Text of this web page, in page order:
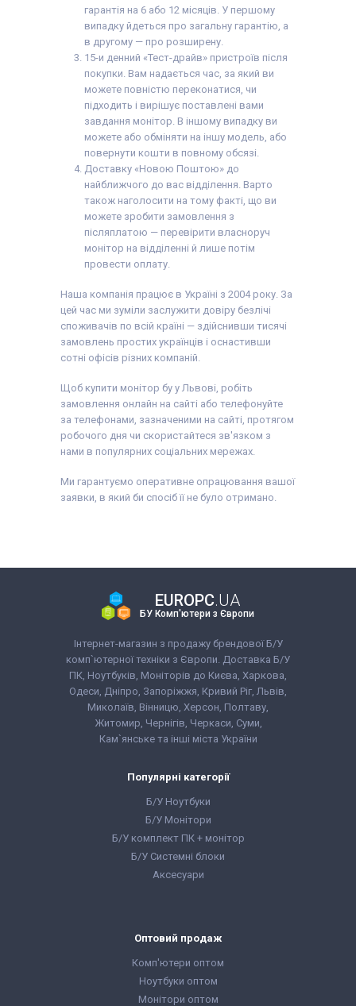
гарантія на 6 або 12 місяців. У першому
випадку йдеться про загальну гарантію, а
в другому — про розширену.
15-и денний «Тест-драйв» пристроїв після
покупки. Вам надається час, за який ви
можете повністю переконатися, чи
підходить і вирішує поставлені вами
завдання монітор. В іншому випадку ви
можете або обміняти на іншу модель, або
повернути кошти в повному обсязі.
Доставку «Новою Поштою» до
найближчого до вас відділення. Варто
також наголосити на тому факті, що ви
можете зробити замовлення з
післяплатою — перевірити власноруч
монітор на відділенні й лише потім
провести оплату.
Наша компанія працює в Україні з 2004 року. За
цей час ми зуміли заслужити довіру безлічі
споживачів по всій країні — здійснивши тисячі
замовлень простих українців і оснастивши
сотні офісів різних компаній.
Щоб купити монітор бу у Львові, робіть
замовлення онлайн на сайті або телефонуйте
за телефонами, зазначеними на сайті, протягом
робочого дня чи скористайтеся зв'язком з
нами в популярних соціальних мережах.
Ми гарантуємо оперативне опрацювання вашої
заявки, в який би спосіб її не було отримано.
EUROPC.UA
БУ Комп'ютери з Європи
Інтернет-магазин з продажу брендової Б/У
комп`ютерної техніки з Європи. Доставка Б/У
ПК, Ноутбуків, Моніторів до Києва, Харкова,
Одеси, Дніпро, Запоріжжя, Кривий Ріг, Львів,
Миколаїв, Вінницю, Херсон, Полтаву,
Житомир, Чернігів, Черкаси, Суми,
Кам`янське та інші міста України
Популярні категорії
Б/У Ноутбуки
Б/У Монітори
Б/У комплект ПК + монітор
Б/У Системні блоки
Аксесуари
Оптовий продаж
Комп'ютери оптом
Ноутбуки оптом
Монітори оптом